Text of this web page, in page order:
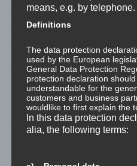
verschieden davon, wie mich
keine Überraschung ist, da ja
Selbstreflexion
Selbstreflexion ist das neutrale,
Nachdenken über das eigene
Tun, das eigenen Denken und
Reflektieren und Nicht-
means, e.g. by telephone.
Definitions
The data protection
used by the European
General Data Protection
protection declaration
understandable for the
customers and business
wouldlike to first explain the
In this data protection
alia, the following terms: